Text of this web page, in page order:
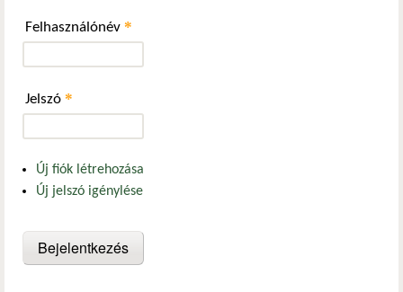
Felhasználónév *
Jelszó *
Új fiók létrehozása
Új jelszó igénylése